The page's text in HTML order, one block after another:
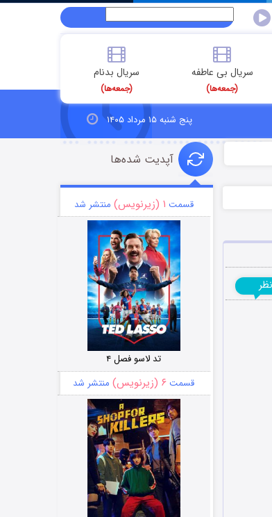
سریال بی عاطفه
(جمعه‌ها)
سریال بدنام
(جمعه‌ها)
پنج شنبه ۱۵ مرداد ۱۴۰۵
نظر
آپدیت شده‌ها
قسمت ۱ (زیرنویس) منتشر شد
تد لاسو فصل ۴
قسمت ۶ (زیرنویس) منتشر شد